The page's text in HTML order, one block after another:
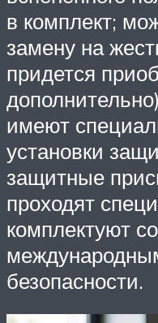
в комплект;
замену на
придется
имеют
установки
защитные
проходят
комплектуют
безопасности.